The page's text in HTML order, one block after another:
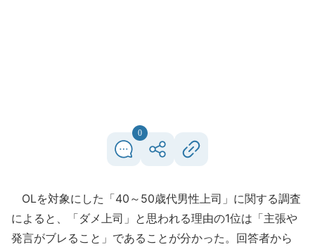
0
OLを対象にした「40～50歳代男性上司」に関する調査
によると、「ダメ上司」と思われる理由の1位は「主張や
発言がブレること」であることが分かった。回答者から